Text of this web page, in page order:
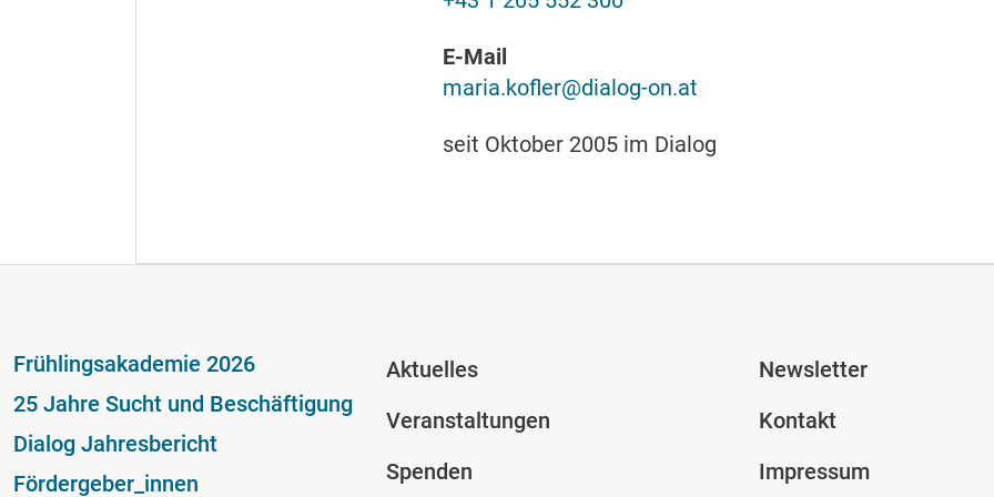
E-Mail
maria.kofler@dialog-on.at
seit Oktober 2005 im Dialog
Fußzeile
Frühlingsakademie 2026
25 Jahre Sucht und Beschäftigung
Dialog Jahresbericht
Fördergeber_innen
Fusszeile Spalte 2
Aktuelles
Veranstaltungen
Spenden
Fusszeile
Newsletter
Kontakt
Impressum